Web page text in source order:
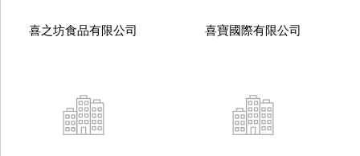
喜之坊食品有限公司 喜寶國際有限公司